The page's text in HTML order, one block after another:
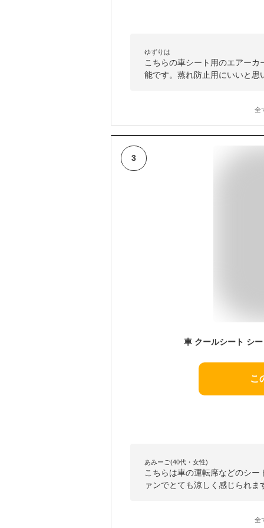
ゆずりは
こちらの車シート用のエアー
能です。蒸れ防止用にいいと思
全
3
こ
あみーご(40代・女性)
こちらは車の運転席などのシ
ァンでとても涼しく感じられま
全